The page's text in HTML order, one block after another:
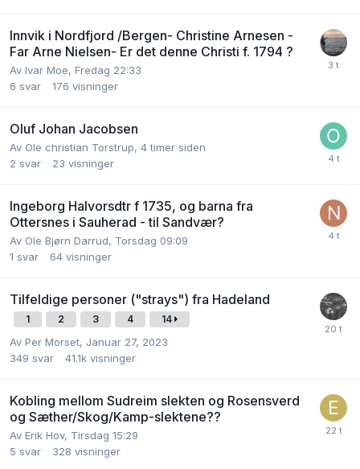
Innvik i Nordfjord /Bergen- Christine Arnesen -
Far Arne Nielsen- Er det denne Christi f. 1794 ?
Av Ivar Moe, Fredag 22:33
6 svar 176 visninger
Oluf Johan Jacobsen
Av Ole christian Torstrup, 4 timer siden
2 svar 23 visninger
Ingeborg Halvorsdtr f 1735, og barna fra
Ottersnes i Sauherad - til Sandvær?
Av Ole Bjørn Darrud, Torsdag 09:09
1 svar 64 visninger
Tilfeldige personer ("strays") fra Hadeland
1 2 3 4 14
Av Per Morset, Januar 27, 2023
349 svar 41.1k visninger
Kobling mellom Sudreim slekten og Rosensverd
og Sæther/Skog/Kamp-slektene??
Av Erik Hov, Tirsdag 15:29
5 svar 328 visninger